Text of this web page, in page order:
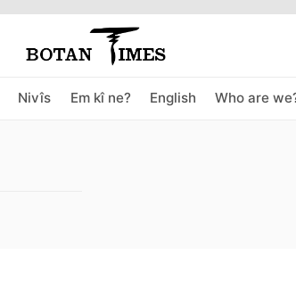
Nivîs Em kî ne? English Who are